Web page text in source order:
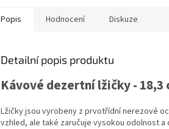
Popis Hodnocení Diskuze
Detailní popis produktu
Kávové dezertní lžičky - 18,3
Lžičky jsou vyrobeny z prvotřídní nerezové
vzhled, ale také zaručuje vysokou odolnost a